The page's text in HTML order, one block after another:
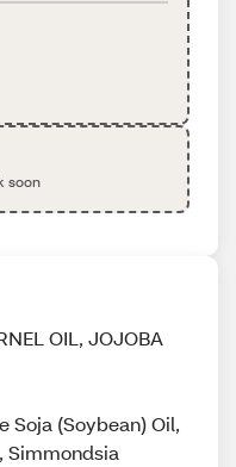
soon
OIL, JOJOBA
Soja (Soybean) Oil,
Simmondsia